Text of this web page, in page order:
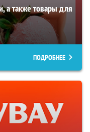
а также товары для
ПОДРОБНЕЕ